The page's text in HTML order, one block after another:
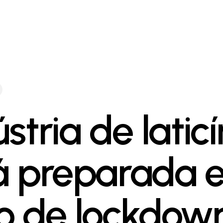
de
preparada